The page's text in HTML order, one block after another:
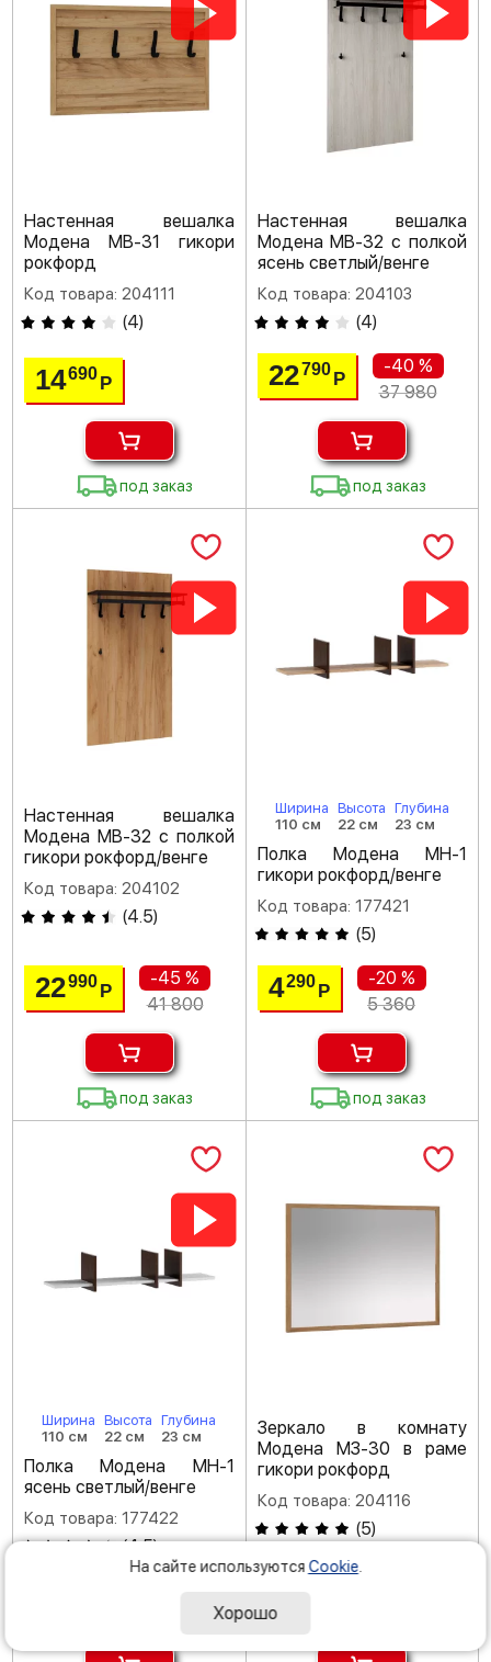
Настенная вешалка
Модена МВ-31 гикори
рокфорд
Код товара: 204111
(4)
14690Р
под заказ
Настенная вешалка
Модена МВ-32 с полкой
ясень светлый/венге
Код товара: 204103
(4)
22790 Р
-40 %
37 980
под заказ
Настенная вешалка
Модена МВ-32 с полкой
гикори рокфорд/венге
Код товара: 204102
(4.5)
22990Р
-45 %
41 800
под заказ
Ширина
110 см
Высота
22 см
Глубина
23 см
Полка Модена МН-1
гикори рокфорд/венге
Код товара: 177421
(5)
4290 Р
-20 %
5 360
под заказ
Ширина
110 см
Высота
22 см
Глубина
23 см
Полка Модена МН-1
ясень светлый/венге
Код товара: 177422
(4.5)
Зеркало в комнату
Модена МЗ-30 в раме
гикори рокфорд
Код товара: 204116
(5)
На сайте используются Cookie
Хорошо